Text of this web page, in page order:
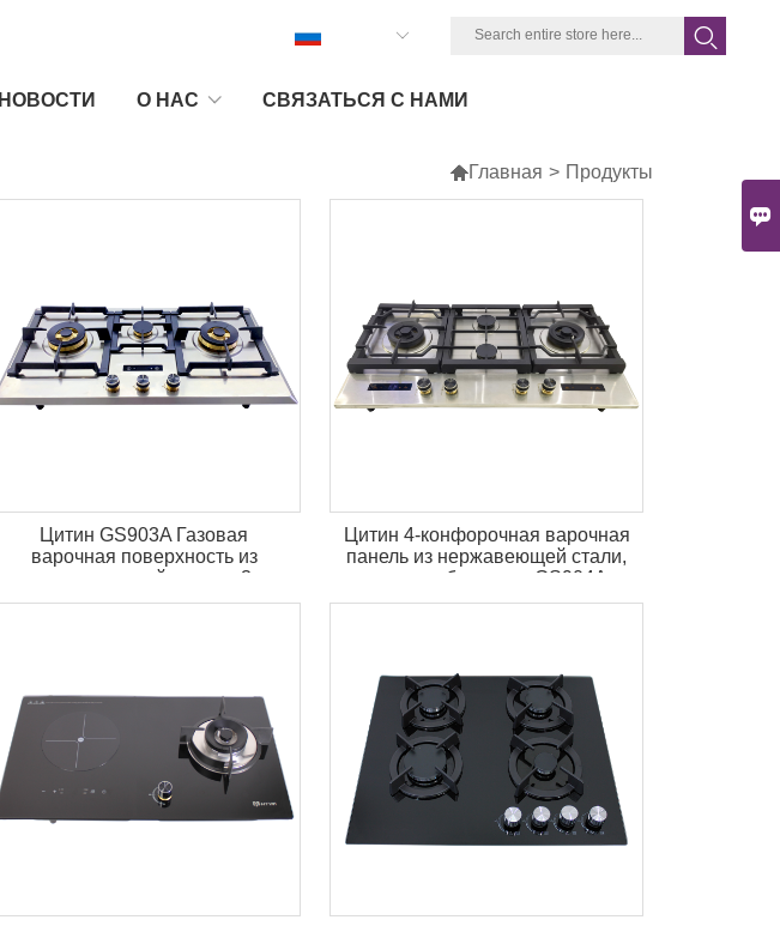
НОВОСТИ О НАС СВЯЗАТЬСЯ С НАМИ
Главная > Продукты
Цитин GS903A Газовая
варочная поверхность из
нержавеющей стали с 3
горелками, встроенная газовая
Цитин 4-конфорочная варочная
панель из нержавеющей стали,
газовая, большая, GS904A
